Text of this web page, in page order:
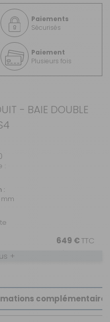
Paiements
Sécurisés
Paiement
Plusieurs fois
- BAIE DOUBLE
:
:
mm
649 €TTC
: Disponible sous 4 à 6
Contactez-nous au
04 68 41 42 42
+
complémentaires